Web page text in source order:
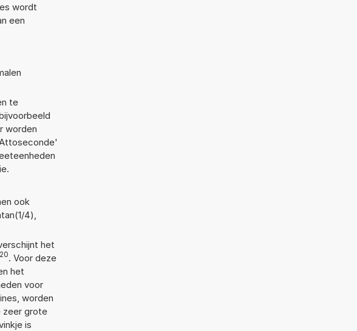
wordt
een
te
worden
ook
4),
het
20. Voor deze
het
voor
worden
zeer grote
is